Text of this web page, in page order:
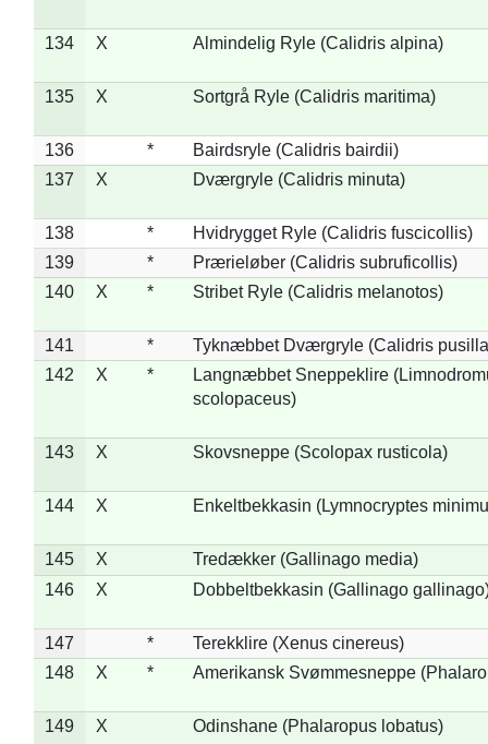
134 X Almindelig Ryle (Calidris alpina)
135 X Sortgrå Ryle (Calidris maritima)
136 *
Bairdsryle (Calidris bairdii)
137
X Dværgryle (Calidris minuta)
138 *
Hvidrygget Ryle (Calidris fuscicollis)
139
*
Prærieløber (Calidris subruficollis)
140
X * Stribet Ryle (Calidris melanotos)
141 *
Tyknæbbet Dværgryle (Calidris
142
X *
Langnæbbet Sneppeklire
scolopaceus)
143 X Skovsneppe (Scolopax rusticola)
144 X Enkeltbekkasin (Lymnocryptes
145 X
Tredækker (Gallinago media)
146
X Dobbeltbekkasin (Gallinago
147 *
Terekklire (Xenus cinereus)
148
X * Amerikansk Svømmesneppe
149 X Odinshane (Phalaropus lobatus)